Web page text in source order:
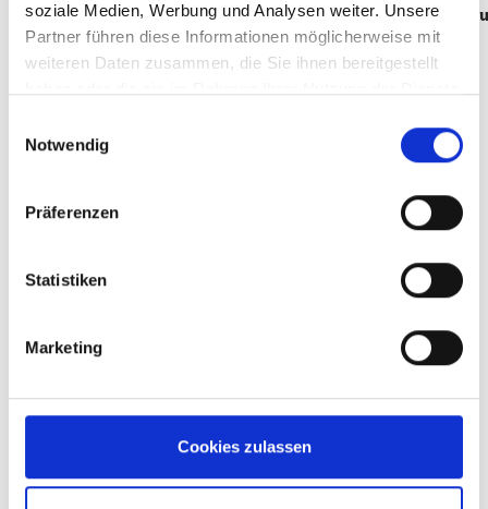
soziale Medien, Werbung und Analysen weiter. Unsere
Partner führen diese Informationen möglicherweise mit
weiteren Daten zusammen, die Sie ihnen bereitgestellt
Notwendig
Präferenzen
Statistiken
Marketing
Cookies zulassen
auchZugfedern, Bogenfedern, Drehfedern und